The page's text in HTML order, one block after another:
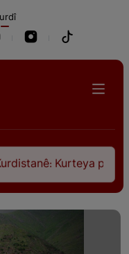
Kurteya pêşveçûna